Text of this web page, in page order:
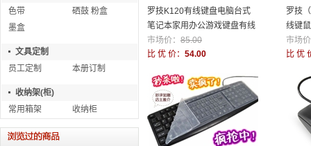
色带
硒鼓 粉盒
墨盒
文具定制
员工定制
本册订制
收纳架(柜)
常用箱架
收纳柜
罗技K120有线键盘电脑台式
笔记本家用办公游戏键盘有线
防泼溅
市场价： 85.00
比 优 价： 54.00
罗技
线键
套装
市场
比 优